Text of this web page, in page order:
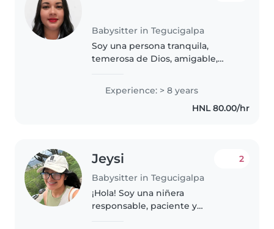
Babysitter in Tegucigalpa
Soy una persona tranquila,
temerosa de Dios, amigable,
tengo 1 hermano el cual cuide
desde los 6 meses, cumplió 18
años y super que lo eduque bien,
Experience: > 8 years
HNL 80.00/hr
Jeysi
Babysitter in Tegucigalpa
2
¡Hola! Soy una niñera
responsable, paciente y